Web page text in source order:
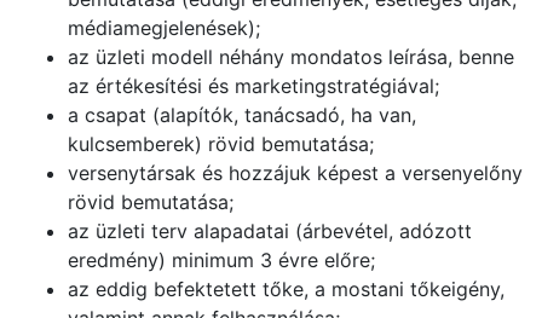
médiamegjelenések);
az üzleti modell néhány mondatos leírása, benne
az értékesítési és marketingstratégiával;
a csapat (alapítók, tanácsadó, ha van,
kulcsemberek) rövid bemutatása;
versenytársak és hozzájuk képest a versenyelőny
rövid bemutatása;
az üzleti terv alapadatai (árbevétel, adózott
eredmény) minimum 3 évre előre;
az eddig befektetett tőke, a mostani tőkeigény,